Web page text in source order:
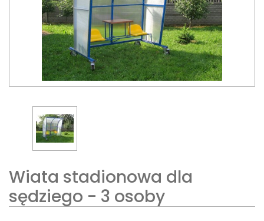
Wiata stadionowa dla
sędziego - 3 osoby